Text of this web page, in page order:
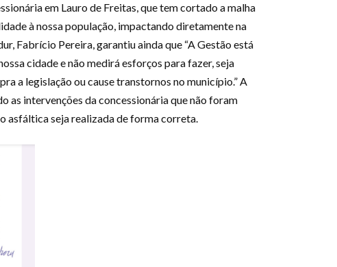
em Lauro de Freitas, que tem cortado a malha
à nossa população, impactando diretamente na
Fabrício Pereira, garantiu ainda que “A Gestão está
cidade e não medirá esforços para fazer, seja
a legislação ou cause transtornos no município.” A
as intervenções da concessionária que não foram
asfáltica seja realizada de forma correta.